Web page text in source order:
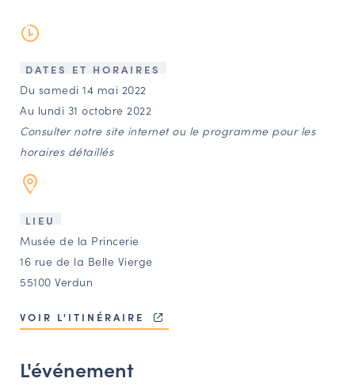
Agenda
Annuaire
Ressources
OFFRES D’EMPLOI ET DE STAGE
BOURSE D’ÉCHANGE
OUTILS EN LIGNE
CARTES DES NAUDIN
Espace acteurs
NAVIGATION FILTRÉE « ACTEURS »
DATES ET HORAIRES
Du samedi 14 mai 2022
Au lundi 31 octobre 2022
Consulter notre site internet ou le programme pour les
horaires détaillés
LIEU
Musée de la Princerie
16 rue de la Belle Vierge
55100 Verdun
VOIR L'ITINÉRAIRE
L'événement